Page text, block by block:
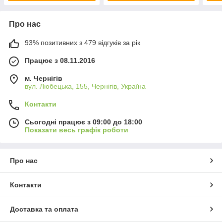
Про нас
93% позитивних з 479 відгуків за рік
Працює з 08.11.2016
м. Чернігів
вул. Любецька, 155, Чернігів, Україна
Контакти
Сьогодні працює з 09:00 до 18:00
Показати весь графік роботи
Про нас
Контакти
Доставка та оплата